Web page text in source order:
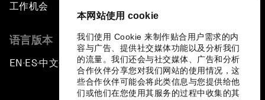
本网站使用 cookie
我们使用 Cookie 来制作贴合用户需求的内
容与广告、提供社交媒体功能以及分析我们
的流量。我们还会与社交媒体、广告和分析
合作伙伴分享您对我们网站的使用情况，这
些合作伙伴可能会将此类信息与您提供给他
们或他们在您使用其服务的过程中收集的其
工作机会
语言版本
EN ▪ ES▪中文▪ 日本語